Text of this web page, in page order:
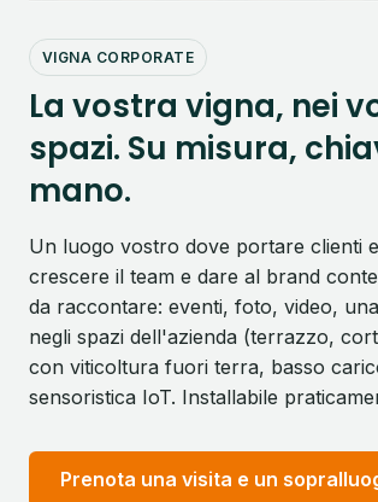
VIGNA CORPORATE
La vostra vigna, nei
spazi. Su misura,
mano.
Un luogo vostro dove portare clienti
crescere il team e dare al brand
da raccontare: eventi, foto, video,
negli spazi dell'azienda (terrazzo,
con viticoltura fuori terra, basso
sensoristica IoT. Installabile
Prenota una visita e un